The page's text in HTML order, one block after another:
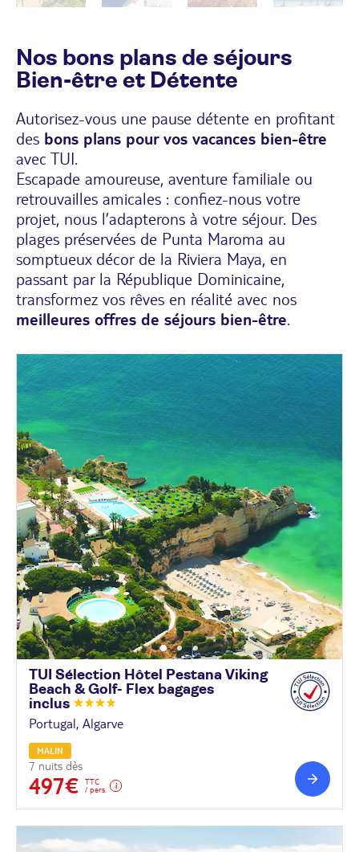
Nos bons plans de séjours
Bien-être et Détente
Autorisez-vous une pause détente en profitant
des bons plans pour vos vacances bien-être
avec TUI.
Escapade amoureuse, aventure familiale ou
retrouvailles amicales : confiez-nous votre
projet, nous l’adapterons à votre séjour. Des
plages préservées de Punta Maroma au
somptueux décor de la Riviera Maya, en
passant par la République Dominicaine,
transformez vos rêves en réalité avec nos
meilleures offres de séjours bien-être.
TUI Sélection Hôtel Pestana Viking
Beach & Golf- Flex bagages
inclus
Portugal, Algarve
MALIN
7 nuits dès
497€
TTC
/ pers.